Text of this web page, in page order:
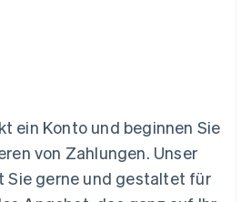
ein Konto und beginnen Sie
von Zahlungen. Unser
Sie gerne und gestaltet für